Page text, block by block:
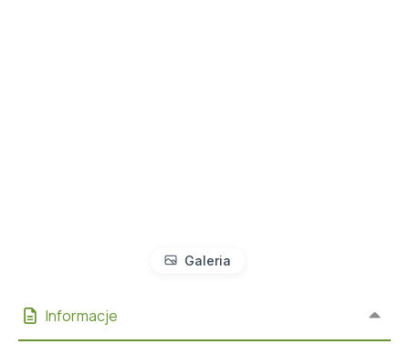
Galeria
Informacje